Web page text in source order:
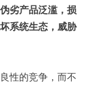
劣产品泛滥，损
系统生态，威胁
性的竞争，而不